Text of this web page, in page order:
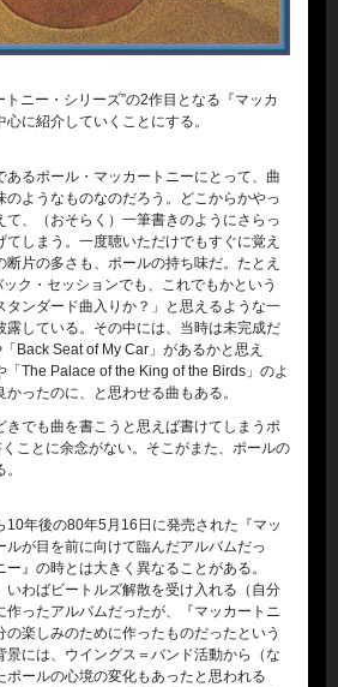
ニー・シリーズ”の2作目となる『マッカ
に紹介していくことにする。
あるポール・マッカートニーにとって、曲
のようなものなのだろう。どこからかやっ
て、（おそらく）一筆書きのようにさらっ
てしまう。一度聴いただけでもすぐに覚え
断片の多さも、ポールの持ち味だ。たとえ
ク・セッションでも、これでもかという
タンダード曲入りか？」と思えるような一
露している。その中には、当時は未完成だ
Back Seat of My Car」があるかと思え
The Palace of the King of the Birds」のよ
ったのに、と思わせる曲もある。
きでも曲を書こうと思えば書けてしまうポ
くことに余念がない。そこがまた、ポールの
10年後の80年5月16日に発売された『マッ
が目を前に向けて臨んだアルバムだっ
』の時とは大きく異なることがある。
いわばビートルズ解散を受け入れる（自分
作ったアルバムだったが、『マッカートニ
楽しみのために作ったものだったという
景には、ウイングス＝バンド活動から（な
ポールの心境の変化もあったと思われる